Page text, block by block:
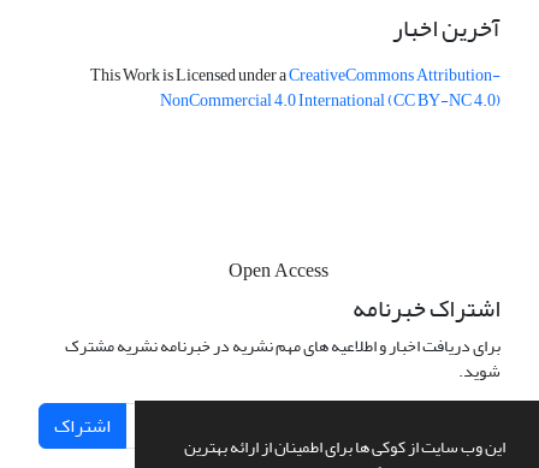
این وب سایت از کوکی ها برای اطمینان از ارائه بهترین
آخرین اخبار
This Work is Licensed under aCreativeCommonsAttribution-
NonCommercial 4.0 International(CC BY-NC 4.0)
اشتراک خبرنامه
برای دریافت اخبار و اطلاعیه های مهم نشریه در خبرنامه نشریه مشترک
شوید.
اشتراک